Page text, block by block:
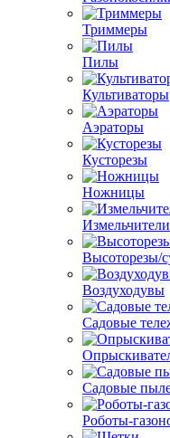
Триммеры
Пилы
Культиваторы
Аэраторы
Кусторезы
Ножницы
Измельчители
Высоторезы/
Воздуходувы
Садовые
Садовые
Роботы-